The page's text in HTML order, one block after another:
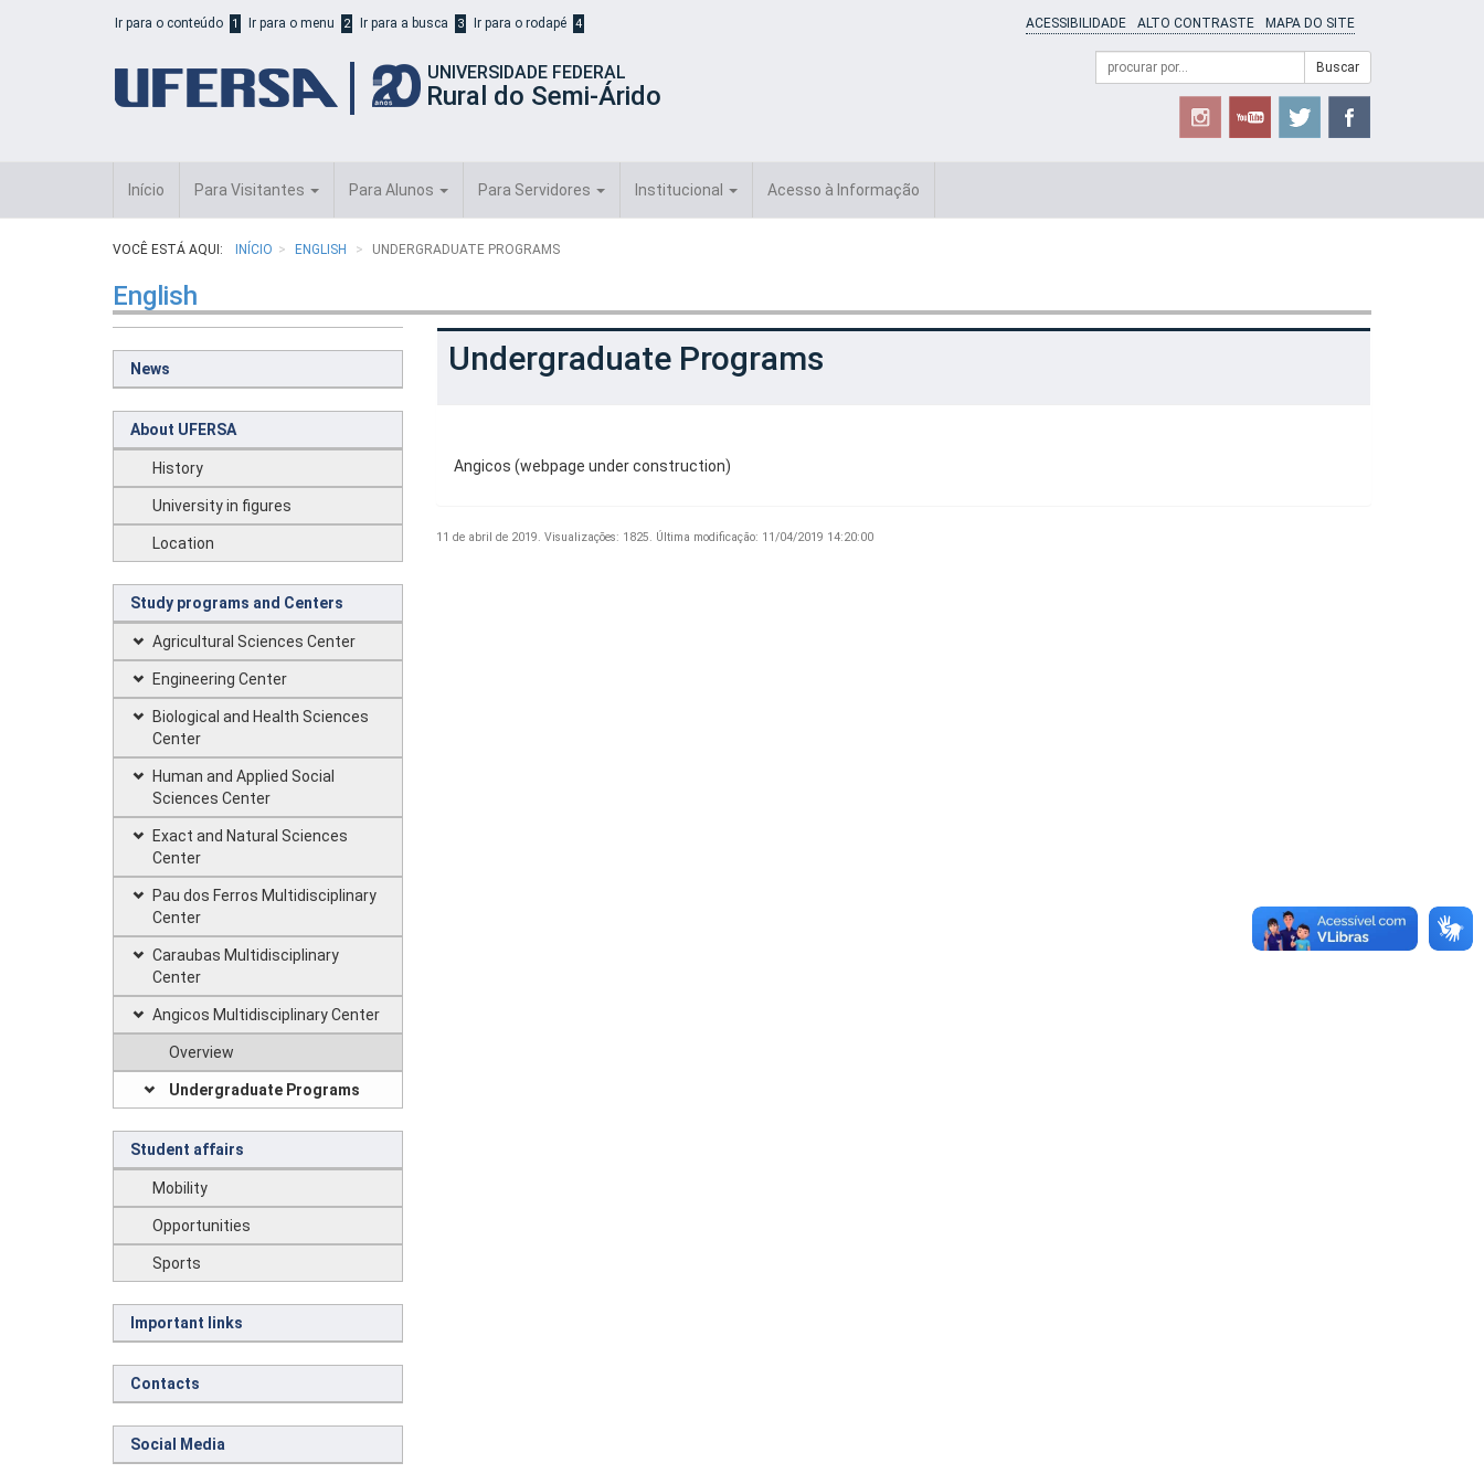
Ir para o conteúdo 1 Ir para o menu 2 Ir para a busca 3 Ir para o rodapé 4 ACESSIBILIDADE ALTO CONTRASTE MAPA DO SITE
UNIVERSIDADE FEDERAL
Rural do Semi-Árido
Formulário
Campo
de
Buscar
Início Para Visitantes Para Alunos Para Servidores Institucional Acesso à Informação
VOCÊ ESTÁ AQUI: INÍCIO ENGLISH UNDERGRADUATE PROGRAMS
English
News
About UFERSA
History
University in figures
Location
Study programs and Centers
Agricultural Sciences Center
Engineering Center
Biological and Health Sciences
Center
Human and Applied Social
Sciences Center
Exact and Natural Sciences
Center
Pau dos Ferros Multidisciplinary
Center
Caraubas Multidisciplinary
Center
Angicos Multidisciplinary Center
Overview
Undergraduate Programs
Student affairs
Mobility
Opportunities
Sports
Important links
Contacts
Social Media
Undergraduate Programs
Angicos (webpage under construction)
11 de abril de 2019. Visualizações: 1825. Última modificação: 11/04/2019 14:20:00